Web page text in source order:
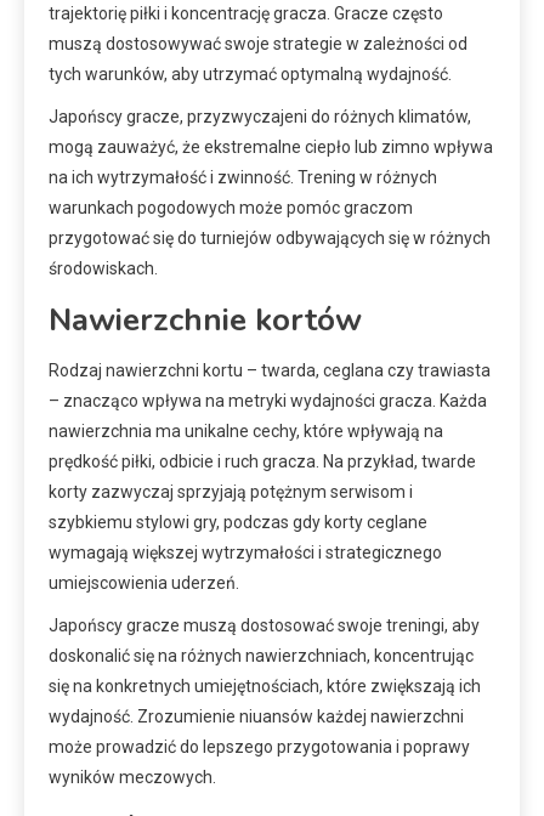
trajektorię piłki i koncentrację gracza. Gracze często
muszą dostosowywać swoje strategie w zależności od
tych warunków, aby utrzymać optymalną wydajność.
Japońscy gracze, przyzwyczajeni do różnych klimatów,
mogą zauważyć, że ekstremalne ciepło lub zimno wpływa
na ich wytrzymałość i zwinność. Trening w różnych
warunkach pogodowych może pomóc graczom
przygotować się do turniejów odbywających się w różnych
środowiskach.
Nawierzchnie kortów
Rodzaj nawierzchni kortu – twarda, ceglana czy trawiasta
– znacząco wpływa na metryki wydajności gracza. Każda
nawierzchnia ma unikalne cechy, które wpływają na
prędkość piłki, odbicie i ruch gracza. Na przykład, twarde
korty zazwyczaj sprzyjają potężnym serwisom i
szybkiemu stylowi gry, podczas gdy korty ceglane
wymagają większej wytrzymałości i strategicznego
umiejscowienia uderzeń.
Japońscy gracze muszą dostosować swoje treningi, aby
doskonalić się na różnych nawierzchniach, koncentrując
się na konkretnych umiejętnościach, które zwiększają ich
wydajność. Zrozumienie niuansów każdej nawierzchni
może prowadzić do lepszego przygotowania i poprawy
wyników meczowych.